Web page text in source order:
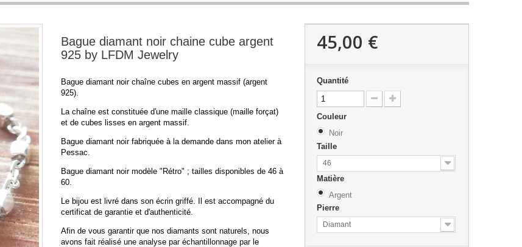
Bague diamant noir chaine cube argent
925 by LFDM Jewelry
Bague diamant noir chaîne cubes en argent massif (argent
925).
La chaîne est constituée d'une maille classique (maille forçat)
et de cubes lisses en argent massif.
Bague diamant noir fabriquée à la demande dans mon atelier à
Pessac.
Bague diamant noir modèle "Rétro" ; tailles disponibles de 46 à
60.
Le bijou est livré dans son écrin griffé. Il est accompagné du
certificat de garantie et d'authenticité.
Afin de vous garantir que nos diamants sont naturels, nous
avons fait réalisé une analyse par échantillonnage par le
45,00 €
Quantité
Couleur
Noir
Taille
46
Matière
Argent
Pierre
Diamant